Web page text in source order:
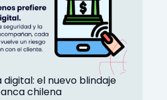
digital: el nuevo blindaje
chilena